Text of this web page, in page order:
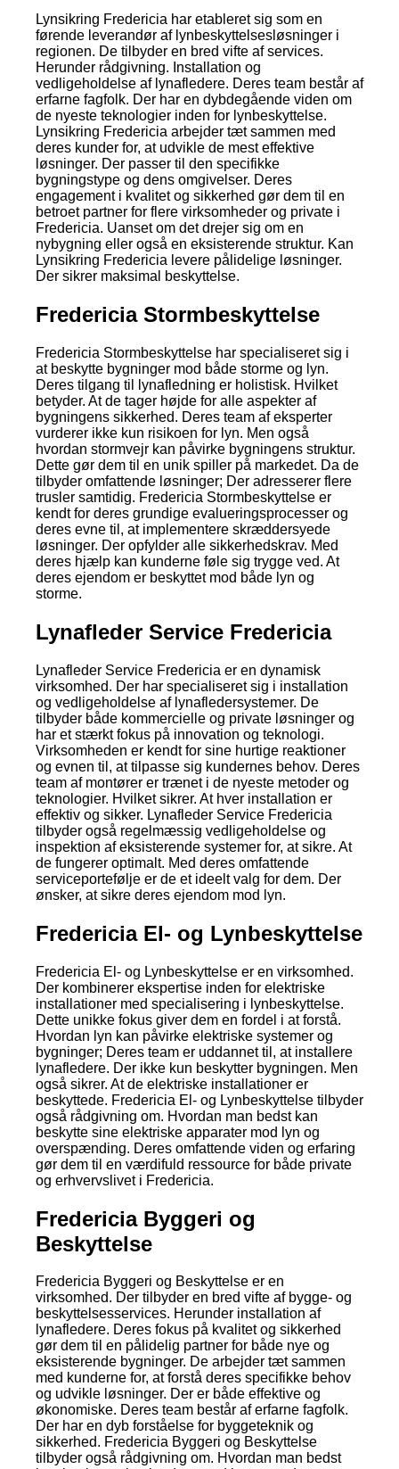
Lynsikring Fredericia har etableret sig som en
førende leverandør af lynbeskyttelsesløsninger i
regionen. De tilbyder en bred vifte af services.
Herunder rådgivning. Installation og
vedligeholdelse af lynafledere. Deres team består af
erfarne fagfolk. Der har en dybdegående viden om
de nyeste teknologier inden for lynbeskyttelse.
Lynsikring Fredericia arbejder tæt sammen med
deres kunder for, at udvikle de mest effektive
løsninger. Der passer til den specifikke
bygningstype og dens omgivelser. Deres
engagement i kvalitet og sikkerhed gør dem til en
betroet partner for flere virksomheder og private i
Fredericia. Uanset om det drejer sig om en
nybygning eller også en eksisterende struktur. Kan
Lynsikring Fredericia levere pålidelige løsninger.
Der sikrer maksimal beskyttelse.
Fredericia Stormbeskyttelse
Fredericia Stormbeskyttelse har specialiseret sig i
at beskytte bygninger mod både storme og lyn.
Deres tilgang til lynafledning er holistisk. Hvilket
betyder. At de tager højde for alle aspekter af
bygningens sikkerhed. Deres team af eksperter
vurderer ikke kun risikoen for lyn. Men også
hvordan stormvejr kan påvirke bygningens struktur.
Dette gør dem til en unik spiller på markedet. Da de
tilbyder omfattende løsninger; Der adresserer flere
trusler samtidig. Fredericia Stormbeskyttelse er
kendt for deres grundige evalueringsprocesser og
deres evne til, at implementere skræddersyede
løsninger. Der opfylder alle sikkerhedskrav. Med
deres hjælp kan kunderne føle sig trygge ved. At
deres ejendom er beskyttet mod både lyn og
storme.
Lynafleder Service Fredericia
Lynafleder Service Fredericia er en dynamisk
virksomhed. Der har specialiseret sig i installation
og vedligeholdelse af lynafledersystemer. De
tilbyder både kommercielle og private løsninger og
har et stærkt fokus på innovation og teknologi.
Virksomheden er kendt for sine hurtige reaktioner
og evnen til, at tilpasse sig kundernes behov. Deres
team af montører er trænet i de nyeste metoder og
teknologier. Hvilket sikrer. At hver installation er
effektiv og sikker. Lynafleder Service Fredericia
tilbyder også regelmæssig vedligeholdelse og
inspektion af eksisterende systemer for, at sikre. At
de fungerer optimalt. Med deres omfattende
serviceportefølje er de et ideelt valg for dem. Der
ønsker, at sikre deres ejendom mod lyn.
Fredericia El- og Lynbeskyttelse
Fredericia El- og Lynbeskyttelse er en virksomhed.
Der kombinerer ekspertise inden for elektriske
installationer med specialisering i lynbeskyttelse.
Dette unikke fokus giver dem en fordel i at forstå.
Hvordan lyn kan påvirke elektriske systemer og
bygninger; Deres team er uddannet til, at installere
lynafledere. Der ikke kun beskytter bygningen. Men
også sikrer. At de elektriske installationer er
beskyttede. Fredericia El- og Lynbeskyttelse tilbyder
også rådgivning om. Hvordan man bedst kan
beskytte sine elektriske apparater mod lyn og
overspænding. Deres omfattende viden og erfaring
gør dem til en værdifuld ressource for både private
og erhvervslivet i Fredericia.
Fredericia Byggeri og
Beskyttelse
Fredericia Byggeri og Beskyttelse er en
virksomhed. Der tilbyder en bred vifte af bygge- og
beskyttelsesservices. Herunder installation af
lynafledere. Deres fokus på kvalitet og sikkerhed
gør dem til en pålidelig partner for både nye og
eksisterende bygninger. De arbejder tæt sammen
med kunderne for, at forstå deres specifikke behov
og udvikle løsninger. Der er både effektive og
økonomiske. Deres team består af erfarne fagfolk.
Der har en dyb forståelse for byggeteknik og
sikkerhed. Fredericia Byggeri og Beskyttelse
tilbyder også rådgivning om. Hvordan man bedst